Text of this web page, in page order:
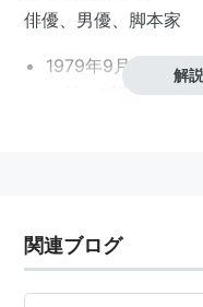
俳優、男優、脚本家
1979年9月23日、
ーリンズ生まれ
主な作品
解
関連ブログ